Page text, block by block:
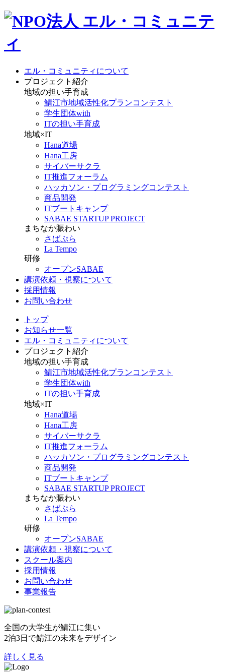
エル・コミュニティについて
プロジェクト紹介
地域の担い手育成
鯖江市地域活性化プランコンテスト
学生団体with
ITの担い手育成
地域×IT
Hana道場
Hana工房
サイバーサクラ
IT推進フォーラム
ハッカソン・プログラミングコンテスト
商品開発
ITブートキャンプ
SABAE STARTUP PROJECT
まちなか賑わい
さばぷら
La Tempo
研修
オープンSABAE
講演依頼・視察について
採用情報
お問い合わせ
トップ
お知らせ一覧
エル・コミュニティについて
プロジェクト紹介
地域の担い手育成
鯖江市地域活性化プランコンテスト
学生団体with
ITの担い手育成
地域×IT
Hana道場
Hana工房
サイバーサクラ
IT推進フォーラム
ハッカソン・プログラミングコンテスト
商品開発
ITブートキャンプ
SABAE STARTUP PROJECT
まちなか賑わい
さばぷら
La Tempo
研修
オープンSABAE
講演依頼・視察について
スクール案内
採用情報
お問い合わせ
事業報告
全国の大学生が鯖江に集い
2泊3日で鯖江の未来をデザイン
詳しく見る